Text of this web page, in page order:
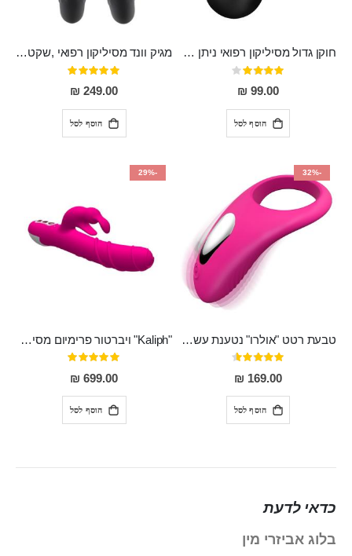
חוקן גדול מסיליקון רפואי ניתן לשימוש גם כפלאג וגם כחרוזים אנאלים
דירוג:
80%
99.00 ₪
הוסף לסל
מגיק וונד מסיליקון רפואי ,שקט במיוחד, נטען בעל 10 מהירויות שונות "Erna"
דירוג:
100%
249.00 ₪
הוסף לסל
-32%
טבעת רטט "אולרו" נטענת עשויה סיליקון רפואי עם רטט חזק ומטריף חושים
דירוג:
91%
169.00 ₪
הוסף לסל
-29%
"Kaliph" ויברטור פרימיום מסיליקון רפואי , נטען, שקט במיוחד, מסתובב ומתפתל, שמנמן עם חדירה 14 סמ
דירוג:
100%
699.00 ₪
הוסף לסל
כדאי לדעת
בלוג אביזרי מין